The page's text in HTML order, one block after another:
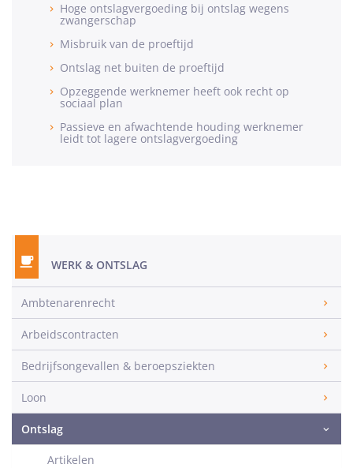
Hoge ontslagvergoeding bij ontslag wegens
zwangerschap
Misbruik van de proeftijd
Ontslag net buiten de proeftijd
Opzeggende werknemer heeft ook recht op
sociaal plan
Passieve en afwachtende houding werknemer
leidt tot lagere ontslagvergoeding
WERK & ONTSLAG
Ambtenarenrecht
Arbeidscontracten
Bedrijfsongevallen & beroepsziekten
Loon
Ontslag
Artikelen